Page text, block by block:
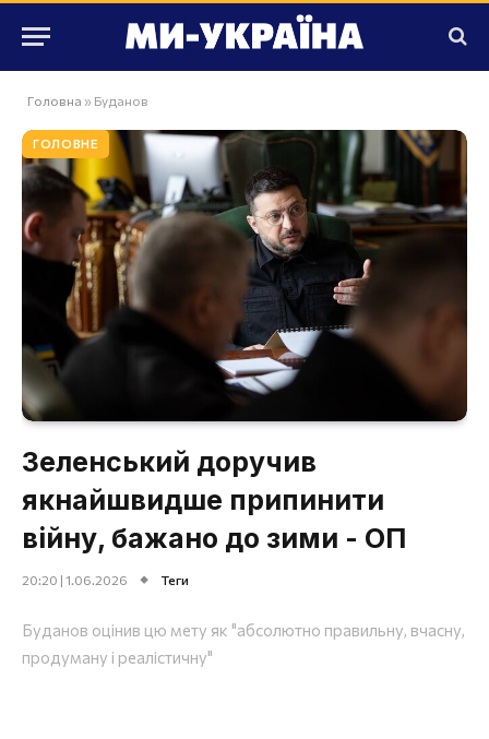
Головна » Буданов
ГОЛОВНЕ
Зеленський доручив
якнайшвидше припинити
війну, бажано до зими - ОП
20:20 | 1.06.2026 Теги
Буданов оцінив цю мету як "абсолютно правильну, вчасну,
продуману і реалістичну"